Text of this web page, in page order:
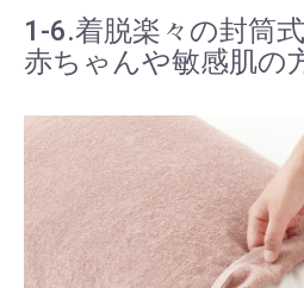
1-6.着脱楽々の封筒
赤ちゃんや敏感肌の